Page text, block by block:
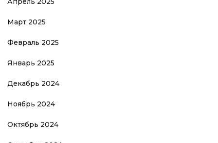
Март 2025
Февраль 2025
Январь 2025
Декабрь 2024
Ноябрь 2024
Октябрь 2024